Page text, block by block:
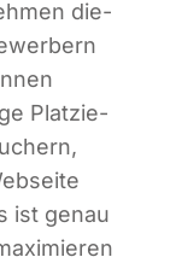
die­
Plat­zie­
ist genau